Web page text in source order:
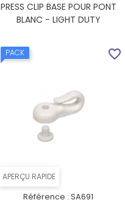
PRESS CLIP BASE POUR PONT
BLANC - LIGHT DUTY
APERÇU RAPIDE
PACK
Référence : SA691
favorite_border